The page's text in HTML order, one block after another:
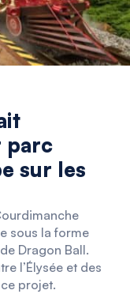
parc
sur les
sous la forme
Dragon Ball.
l’Élysée et des
projet.